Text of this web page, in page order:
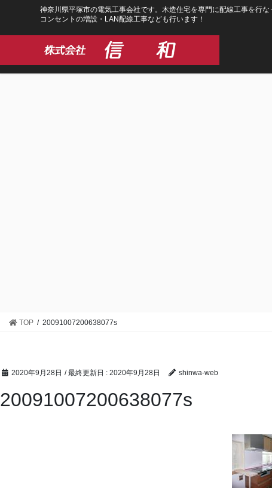
テ
ツ
ゲ
シ
神奈川県平塚市の電気工事会社です。木造住宅を専門に配線工事を行
コンセントの増設・LAN配線工事なども行います！
TOP 20091007200638077s
2020年9月28日 / 最終更新日 : 2020年9月28日 shinwa-web
20091007200638077s